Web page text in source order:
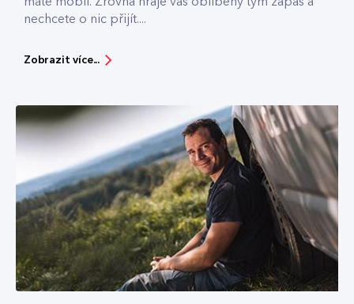
nechcete o nic přijít....
Zobrazit více...